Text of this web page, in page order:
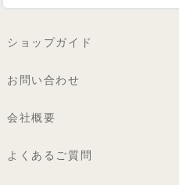
ショップガイド
お問い合わせ
会社概要
よくあるご質問